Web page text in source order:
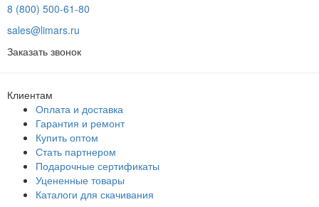
8 (800) 500-61-80
sales@limars.ru
Заказать звонок
Клиентам
Оплата и доставка
Гарантия и ремонт
Купить оптом
Стать партнером
Подарочные сертификаты
Уцененные товары
Каталоги для скачивания